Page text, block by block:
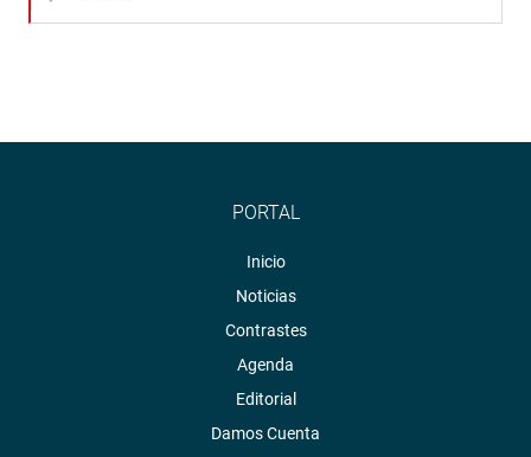
PORTAL
Inicio
Noticias
Contrastes
Agenda
Editorial
Damos Cuenta